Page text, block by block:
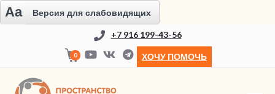
Aa Версия для слабовидящих
+7 916 199-43-56
0 ХОЧУ ПОМОЧЬ